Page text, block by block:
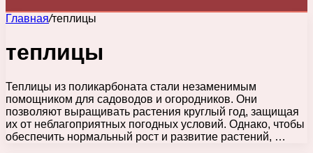
Главная/теплицы
теплицы
Теплицы из поликарбоната стали незаменимым
помощником для садоводов и огородников. Они
позволяют выращивать растения круглый год, защищая
их от неблагоприятных погодных условий. Однако, чтобы
обеспечить нормальный рост и развитие растений, …